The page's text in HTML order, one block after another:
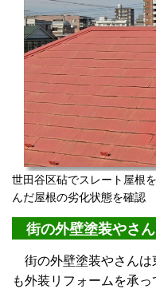
世田谷区砧でスレート屋根
んだ屋根の劣化状態を確認
街の外壁塗装やさ
街の外壁塗装やさんは
も外装リフォームを承